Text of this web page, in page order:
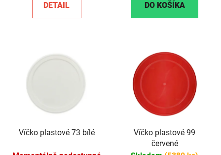
DETAIL DO KOŠÍKA
Víčko plastové 73 bílé
Víčko plastové 99
červené